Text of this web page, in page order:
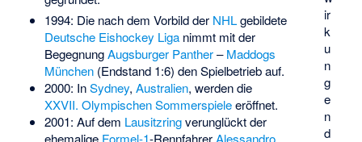
ir
k
u
n
g
e
n
d
1994: Die nach dem Vorbild der NHLgebildete
Deutsche Eishockey Liganimmt mit der
BegegnungAugsburger Panther–Maddogs
München(Endstand 1:6) den Spielbetrieb auf.
2000: InSydney, Australien, werden die
XXVII. Olympischen Sommerspieleeröffnet.
2001: Auf dem Lausitzringverunglückt der
ehemalige Formel-1-RennfahrerAlessandro